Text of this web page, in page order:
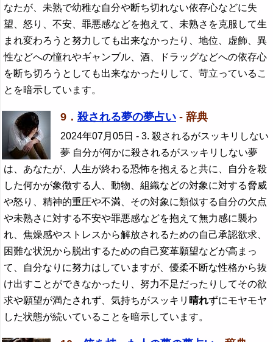
なたが、未熟で幼稚な自分や断ち切れない依存心などに失
望、怒り、不安、罪悪感などを抱えて、未熟さを克服して生
まれ変わろうと努力しても出来なかったり、地位、虚飾、異
性などへの憧れやギャンブル、酒、ドラッグなどへの依存心
を断ち切ろうとしても出来なかったりして、苛立っているこ
とを暗示しています。
9． 殺される夢の夢占い - 辞典
2024年07月05日 - 3. 殺されるがスッキリしない
夢 自分が何かに殺されるがスッキリしない夢
は、あなたが、人生が終わる恐怖を抱えると共に、自分を殺
した何かが象徴する人、動物、組織などの対象に対する脅威
や怒り、精神的重圧や不満、その対象に類似する自分の欠点
や未熟さに対する不安や罪悪感などを抱えて無力感に襲わ
れ、焦燥感やストレスから解放されるための自己承認欲求、
困難な状況から脱出するための自己変革願望などが高まっ
て、自分なりに努力はしていますが、優柔不断な性格から抜
け出すことができなかったり、努力不足だったりしてその欲
求や願望が満たされず、気持ちがスッキリ 晴れずにモヤモヤ
した状態が続いていることを暗示しています。